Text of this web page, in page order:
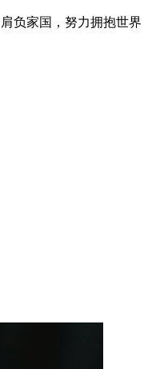
负家国，努力拥抱世界